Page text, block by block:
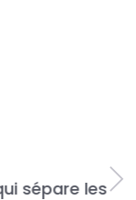
les